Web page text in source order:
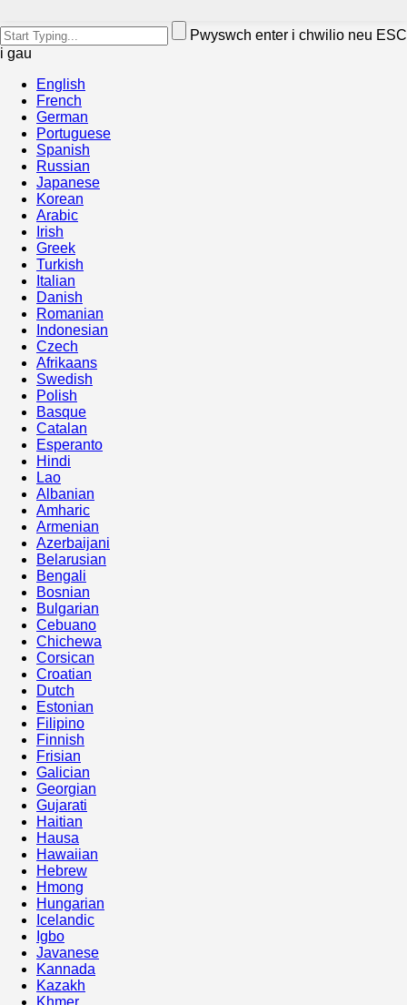
Pwyswch enter i chwilio neu ESC
i gau
English
French
German
Portuguese
Spanish
Russian
Japanese
Korean
Arabic
Irish
Greek
Turkish
Italian
Danish
Romanian
Indonesian
Czech
Afrikaans
Swedish
Polish
Basque
Catalan
Esperanto
Hindi
Lao
Albanian
Amharic
Armenian
Azerbaijani
Belarusian
Bengali
Bosnian
Bulgarian
Cebuano
Chichewa
Corsican
Croatian
Dutch
Estonian
Filipino
Finnish
Frisian
Galician
Georgian
Gujarati
Haitian
Hausa
Hawaiian
Hebrew
Hmong
Hungarian
Icelandic
Igbo
Javanese
Kannada
Kazakh